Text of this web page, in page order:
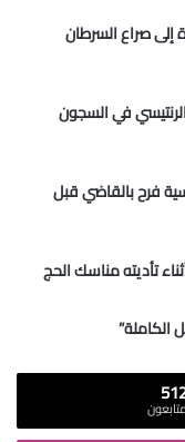
صراع السرطان
في السجون
فرح بالقاضي قبل
تأديته مناسك الحج
الكاملة”